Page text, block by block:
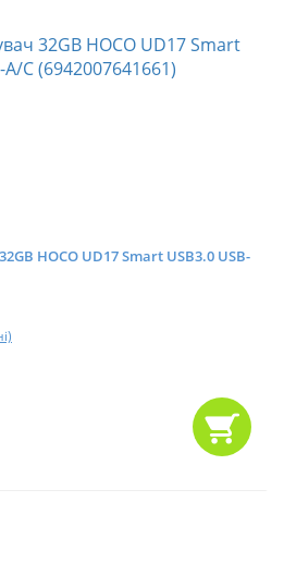
HOCO UD17 Smart USB3.0 USB-